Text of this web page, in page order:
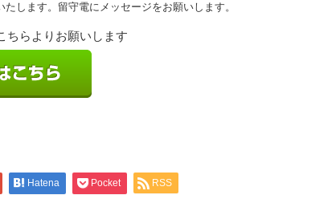
します。留守電にメッセージをお願いします。
らよりお願いします
Hatena Pocket RSS